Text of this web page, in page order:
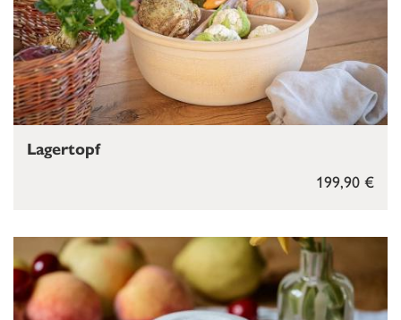
199,90 €
Lagertopf